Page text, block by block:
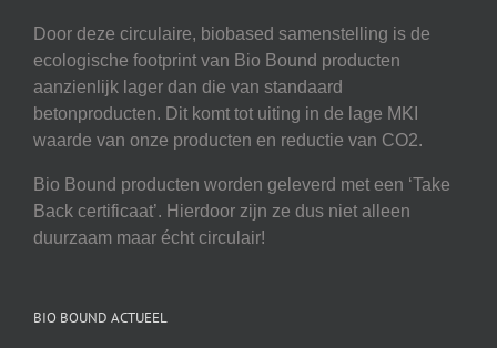
Door deze circulaire, biobased samenstelling is de
ecologische footprint van Bio Bound producten
aanzienlijk lager dan die van standaard
betonproducten. Dit komt tot uiting in de lage MKI
waarde van onze producten en reductie van CO2.
Bio Bound producten worden geleverd met een ‘Take
Back certificaat’. Hierdoor zijn ze dus niet alleen
duurzaam maar écht circulair!
BIO BOUND ACTUEEL